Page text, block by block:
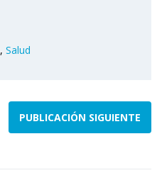
, Salud
PUBLICACIÓN SIGUIENTE